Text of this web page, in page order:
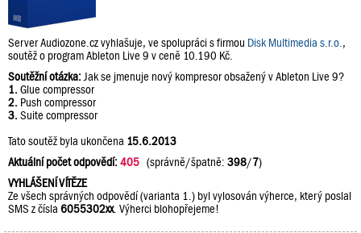
Server Audiozone.cz vyhlašuje, ve spolupráci s firmou Disk Multimedia s.r.o. ,
soutěž o program Ableton Live 9 v ceně 10.190 Kč.
Soutěžní otázka: Jak se jmenuje nový kompresor obsažený v Ableton Live 9?
1. Glue compressor
2. Push compressor
3. Suite compressor
Tato soutěž byla ukončena 15.6.2013
Aktuální počet odpovědí:405 (správně/špatně: 398/7)
VYHLÁŠENÍ VÍTĚZE
Ze všech správných odpovědí (varianta 1.) byl vylosován výherce, který poslal
SMS z čísla 6055302xx. Výherci blohopřejeme!